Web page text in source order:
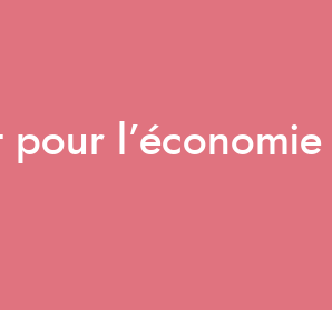
pour l’économie